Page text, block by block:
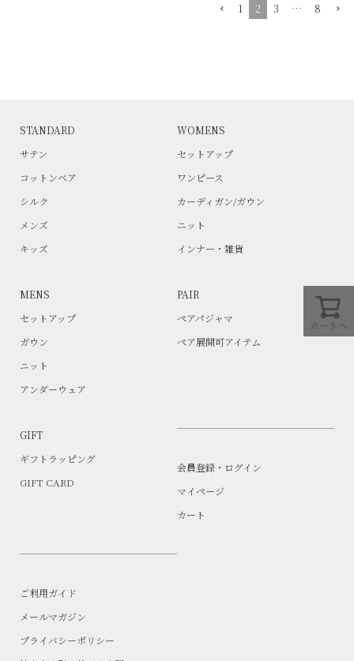
1
2 3 … 8
カートへ
STANDARD
サテン
コットンベア
シルク
メンズ
キッズ
WOMENS
セットアップ
ワンピース
カーディガン/ガウン
ニット
インナー・雑貨
MENS
セットアップ
ガウン
ニット
アンダーウェア
PAIR
ペアパジャマ
ペア展開可アイテム
GIFT
ギフトラッピング
GIFT CARD
会員登録・ログイン
マイページ
カート
ご利用ガイド
メールマガジン
プライバシーポリシー